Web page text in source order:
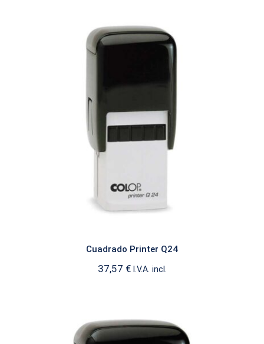
Cuadrado Printer Q24
CUADRADO
Cuadrado Printer Q24
37,57 € I.V.A. incl.